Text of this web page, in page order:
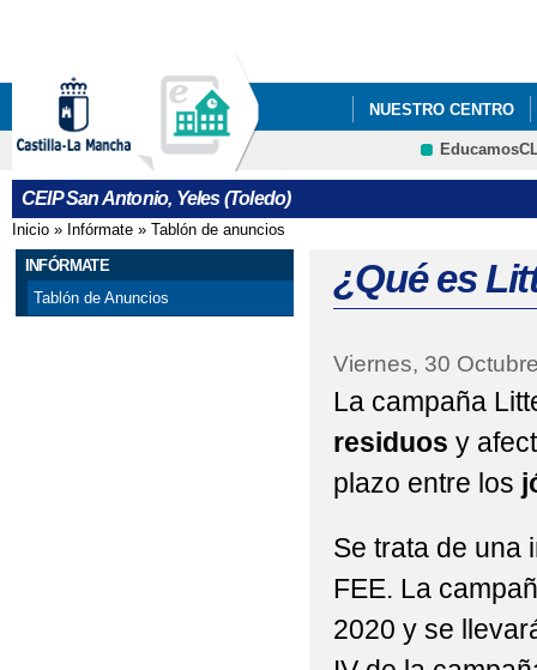
NUESTRO CENTRO
ECOESCUELAS
ADMISIÓN DE
ESCUELA DE
EVALUACIÓN DEL
CEIP San Antonio, Yeles (Toledo)
Se encuentra usted aquí
Inicio » Infórmate » Tablón de anuncios
INFÓRMATE
Tablón de Anuncios
¿Qué es
Viernes, 30
La campaña
residuos y
plazo entre los
Se trata de una
FEE. La
2020 y se